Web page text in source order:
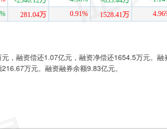
，融资偿还1.07亿元，融资净偿还1654.5万元。融
万元。融资融券余额9.83亿元。